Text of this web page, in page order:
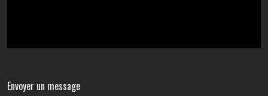
Envoyer un message